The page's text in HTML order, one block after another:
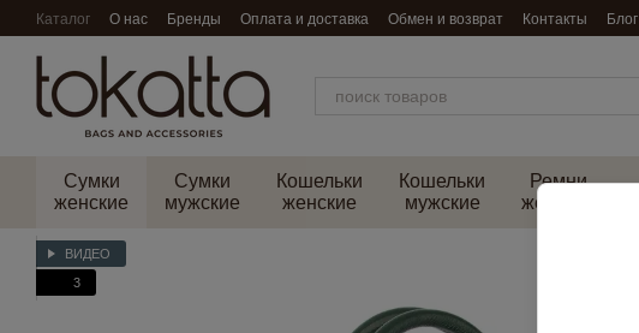
Перейти к основному контенту
Каталог О нас Бренды Оплата и доставка Обмен и возврат Контакты Блог
Сумки
женские
Сумки
мужские
Кошельки
женские
Кошельки
мужские
Ремни
женские
ВИДЕО
3